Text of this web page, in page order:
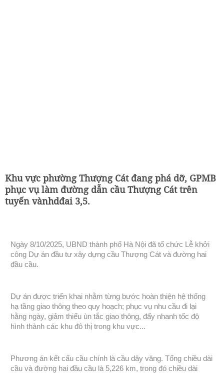
Khu vực phường Thượng Cát đang phá dỡ, GPMB
phục vụ làm đường dẫn cầu Thượng Cát trên
tuyến vànhdđai 3,5.
Ngày 8/10/2025, UBND thành phố Hà Nội đã tổ chức Lễ khởi
công Dự án đầu tư xây dựng cầu Thượng Cát và đường hai
đầu cầu.
Dự án được triển khai nhằm từng bước hoàn thiện hệ thống
hạ tầng giao thông theo quy hoạch; phục vụ nhu cầu đi lại
hằng ngày, giảm thiểu ùn tắc giao thông, đẩy nhanh tốc độ
hình thành các khu đô thị trong khu vực...
Phương án kết cấu cầu chính là cầu dây văng. Tổng chiều dài
cầu và đường hai đầu cầu là 5,226 km, trong đó chiều dài